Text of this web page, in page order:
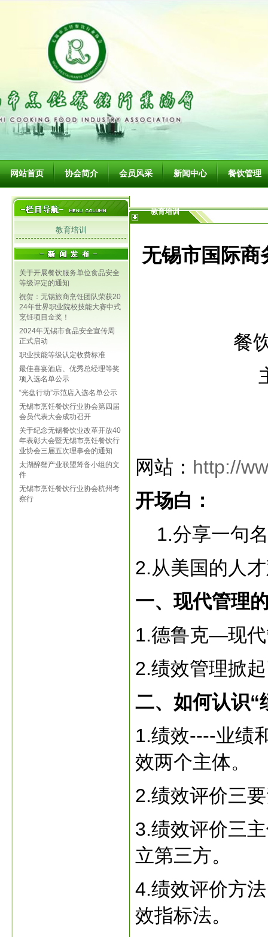
网站首页 协会简介 会员风采 新闻中心 餐饮管理
教育培训
关于开展餐饮服务单位食品安全
等级评定的通知
祝贺：无锡旅商烹饪团队荣获20
24年世界职业院校技能大赛中式
烹饪项目金奖！
2024年无锡市食品安全宣传周
正式启动
职业技能等级认定收费标准
最佳喜宴酒店、优秀总经理等奖
项入选名单公示
“光盘行动”示范店入选名单公示
无锡市烹饪餐饮行业协会第四届
会员代表大会成功召开
关于纪念无锡餐饮业改革开放40
年表彰大会暨无锡市烹饪餐饮行
业协会三届五次理事会的通知
太湖醉蟹产业联盟筹备小组的文
件
无锡市烹饪餐饮行业协会杭州考
察行
教育培训
无锡市国际商
餐
网站： http://
开场白：
1.分享一句名
2.从美国的人
一、现代管理
1.德鲁克—现
2.绩效管理掀
二、如何认识“
1.绩效----业绩
效两个主体。
2.绩效评价三
3.绩效评价三
立第三方。
4.绩效评价方
效指标法。